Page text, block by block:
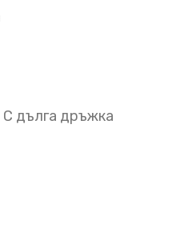
дълга дръжка